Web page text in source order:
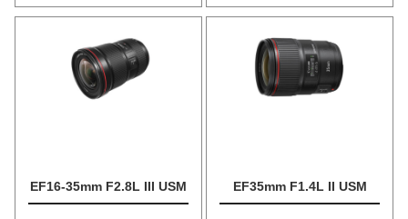
EF16-35mm F2.8L III USM EF35mm F1.4L II USM